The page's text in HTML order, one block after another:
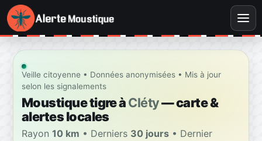
Veille citoyenne • Données anonymisées • Mis à jour
selon les signalements
Moustique tigre àCléty— carte &
alertes locales
Rayon 10 km • Derniers 30 jours • Dernier